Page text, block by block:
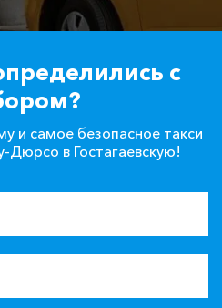
с
и самое безопасное такси
Дюрсо в Гостагаевскую!